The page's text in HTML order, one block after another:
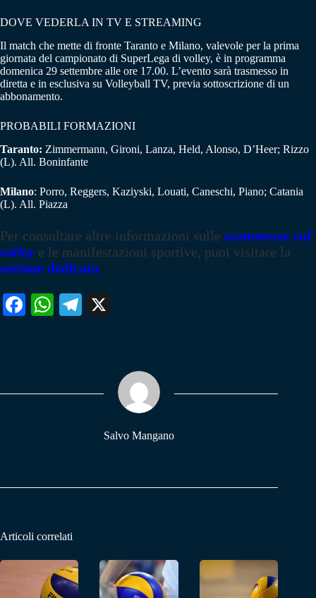
DOVE VEDERLA IN TV E STREAMING
Il match che mette di fronte Taranto e Milano, valevole per la prima
giornata del campionato di SuperLega di volley, è in programma
domenica 29 settembre alle ore 17.00. L’evento sarà trasmesso in
diretta e in esclusiva su Volleyball TV, previa sottoscrizione di un
abbonamento.
PROBABILI FORMAZIONI
Taranto: Zimmermann, Gironi, Lanza, Held, Alonso, D’Heer; Rizzo
(L). All. Boninfante
Milano: Porro, Reggers, Kaziyski, Louati, Caneschi, Piano; Catania
(L). All. Piazza
Per consultare altre informazioni sulle scommesse sul
volley e le manifestazioni sportive, puoi visitare la
sezione dedicata
Fa W
pp
Te
m
Salvo Mangano
Articoli correlati